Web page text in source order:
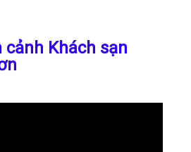
cảnh Khách sạn